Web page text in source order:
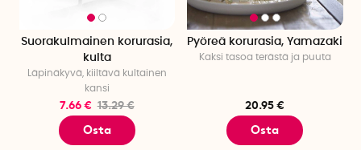
Suorakulmainen korurasia,
kulta
Läpinäkyvä, kiiltävä kultainen
kansi
7.66 € 13.29 €
Osta
Pyöreä korurasia, Yamazaki
Kaksi tasoa terästä ja puuta
20.95 €
Osta